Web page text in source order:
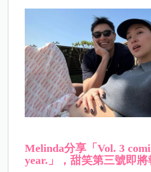
Melinda分享「Vol. 3
year.」，甜笑第三號即將